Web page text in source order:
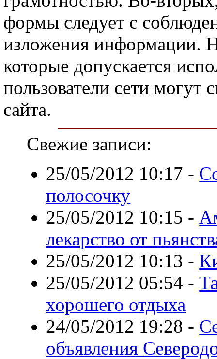
формы следует с
изложения информации.
которые допускается
пользователи сети могут
сайта.
Свежие записи:
25/05/2012 10:17 -
полосочку
25/05/2012 10:15 -
лекарство от
25/05/2012 10:13 -
25/05/2012 05:54 -
хорошего отдыха
24/05/2012 19:28 -
объявления